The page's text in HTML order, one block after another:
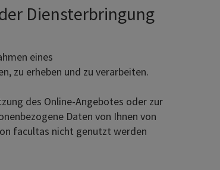
Diensterbringung
eines
zu erheben und zu verarbeiten.
des Online-Angebotes oder zur
Daten von Ihnen von
facultas nicht genutzt werden